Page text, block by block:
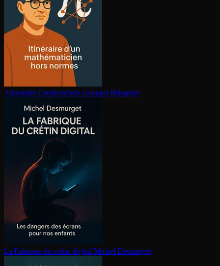
Alexandre Gro­then­dieck Georges Bringuier
La Fabrique du crétin digital Michel Desmurget